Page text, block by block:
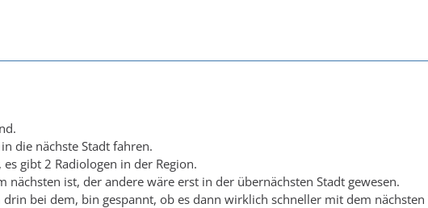
die nächste Stadt fahren.
es gibt 2 Radiologen in der Region.
nächsten ist, der andere wäre erst in der übernächsten Stadt gewesen.
bei dem, bin gespannt, ob es dann wirklich schneller mit dem nächsten